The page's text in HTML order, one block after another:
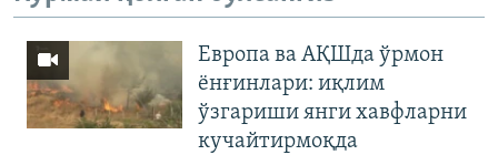
Европа ва АҚШда ўрмон
ёнғинлари: иқлим
ўзгариши янги хавфларни
кучайтирмоқда